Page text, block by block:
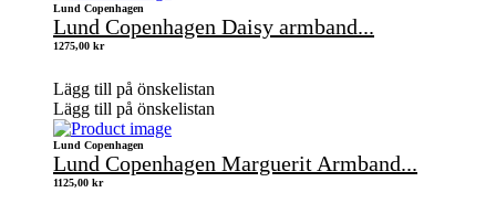
Lund Copenhagen
Lund Copenhagen Daisy armband...
1275,00 kr
Lägg till på önskelistan
Lägg till på önskelistan
Lund Copenhagen
Lund Copenhagen Marguerit Armband...
1125,00 kr